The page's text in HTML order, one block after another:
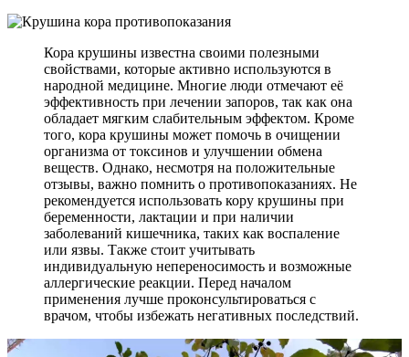
Кора крушины известна своими полезными
свойствами, которые активно используются в
народной медицине. Многие люди отмечают её
эффективность при лечении запоров, так как она
обладает мягким слабительным эффектом. Кроме
того, кора крушины может помочь в очищении
организма от токсинов и улучшении обмена
веществ. Однако, несмотря на положительные
отзывы, важно помнить о противопоказаниях. Не
рекомендуется использовать кору крушины при
беременности, лактации и при наличии
заболеваний кишечника, таких как воспаление
или язвы. Также стоит учитывать
индивидуальную непереносимость и возможные
аллергические реакции. Перед началом
применения лучше проконсультироваться с
врачом, чтобы избежать негативных последствий.